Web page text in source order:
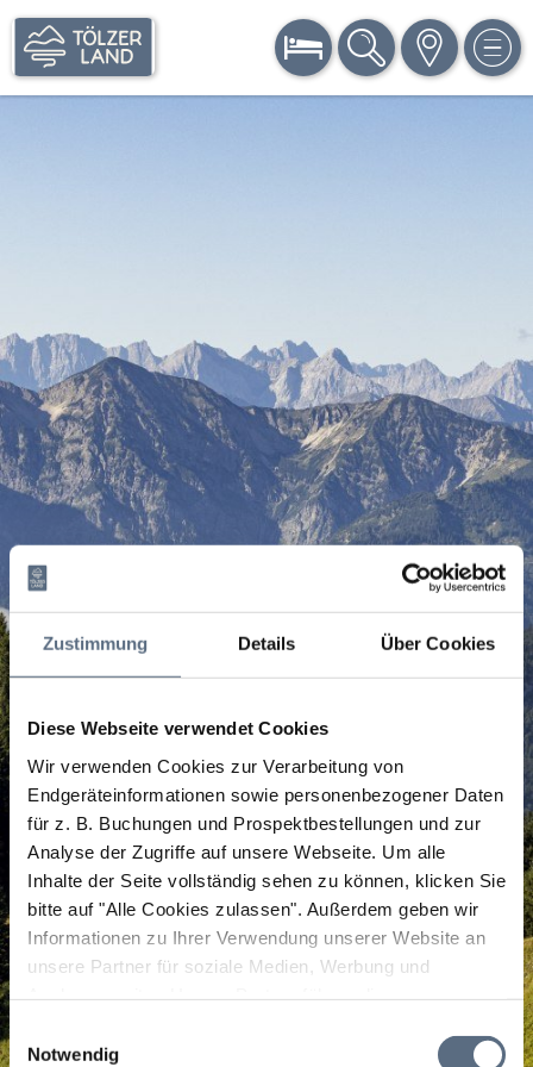
Zustimmung Details Über Cookies
Diese Webseite verwendet Cookies
Wir verwenden Cookies zur Verarbeitung von
Endgeräteinformationen sowie personenbezogener Daten
für z. B. Buchungen und Prospektbestellungen und zur
Analyse der Zugriffe auf unsere Webseite. Um alle
Inhalte der Seite vollständig sehen zu können, klicken Sie
bitte auf "Alle Cookies zulassen". Außerdem geben wir
Informationen zu Ihrer Verwendung unserer Website an
unsere Partner für soziale Medien, Werbung und
zusammen, die Sie ihnen bereitgestellt haben oder die
Einwilligungsauswahl
Notwendig
BUCHEN SUCHE KARTE MENÜ